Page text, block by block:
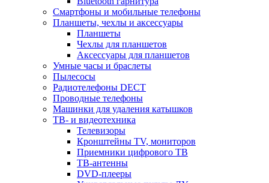
Смартфоны и мобильные телефоны
Планшеты, чехлы и аксессуары
Планшеты
Чехлы для планшетов
Аксессуары для планшетов
Умные часы и браслеты
Пылесосы
Радиотелефоны DECT
Проводные телефоны
Машинки для удаления катышков
ТВ- и видеотехника
Телевизоры
Кронштейны TV, мониторов
Приемники цифрового ТВ
ТВ-антенны
DVD-плееры